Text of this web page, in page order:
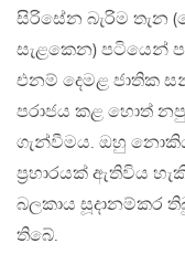
සිරිසේන බැරිම තැන
සැළකෙන) පටියෙන්
එනම් දෙමළ ජාතික
පරාජය කළ හොත්
ගැන්වීමය. ඔහු
ප්‍රහාරයක් ඇතිවිය
බලකාය සූදානම්කර
තිබේ.